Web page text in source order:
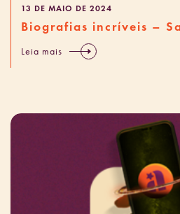
13 DE MAIO DE 2024
Biografias incríveis –
Leia mais